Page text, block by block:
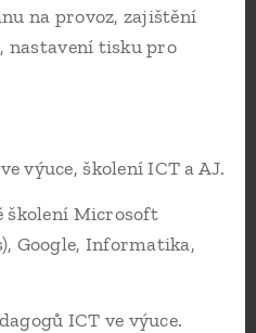
na provoz, zajištění
nastavení tisku pro
výuce, školení ICT a AJ.
školení Microsoft
Google, Informatika,
ICT ve výuce.